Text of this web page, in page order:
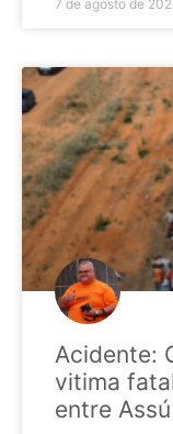
7 de agosto de
Acidente:
vitima
entre